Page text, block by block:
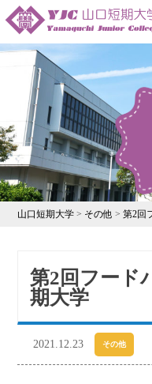
山口短期大学 > その他 >第2回
第2回フード
期大学
2021.12.23 その他